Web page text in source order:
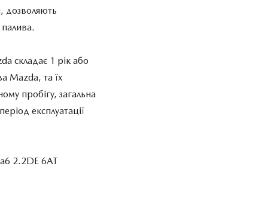
дозволяють
складає 1 рік або
Mazda, та їх
пробігу, загальна
експлуатації
2.2DE 6AT